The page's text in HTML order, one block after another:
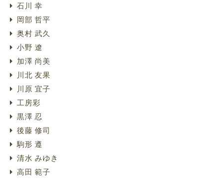
石川 幸
岡部 哲平
奥村 武久
小野 遼
加澤 尚美
川北 友果
川原 宜子
工房彩
黒澤 忍
後藤 修司
駒形 遵
清水 みゆき
高田 範子